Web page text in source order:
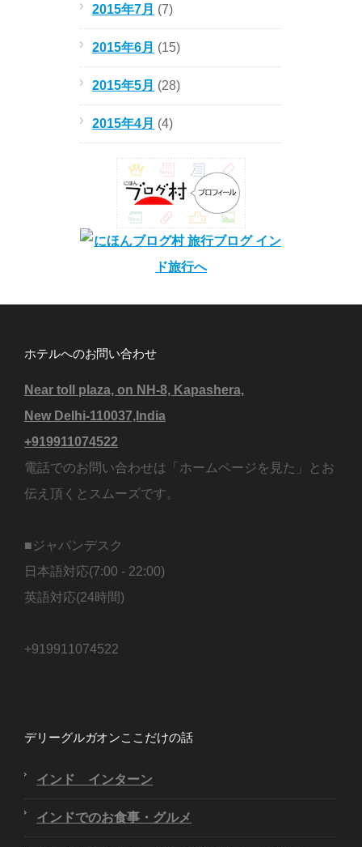
2015年7月 (7)
2015年6月 (15)
2015年5月 (28)
2015年4月 (4)
ホテルへのお問い合わせ
Near toll plaza, on NH-8, Kapashera,
New Delhi-110037,India
+919911074522
電話でのお問い合わせは「ホームページを見た」とお
伝え頂くとスムーズです。
■ジャパンデスク
日本語対応(7:00 - 22:00)
英語対応(24時間)
+919911074522
デリーグルガオンここだけの話
インド インターン
インドでのお食事・グルメ